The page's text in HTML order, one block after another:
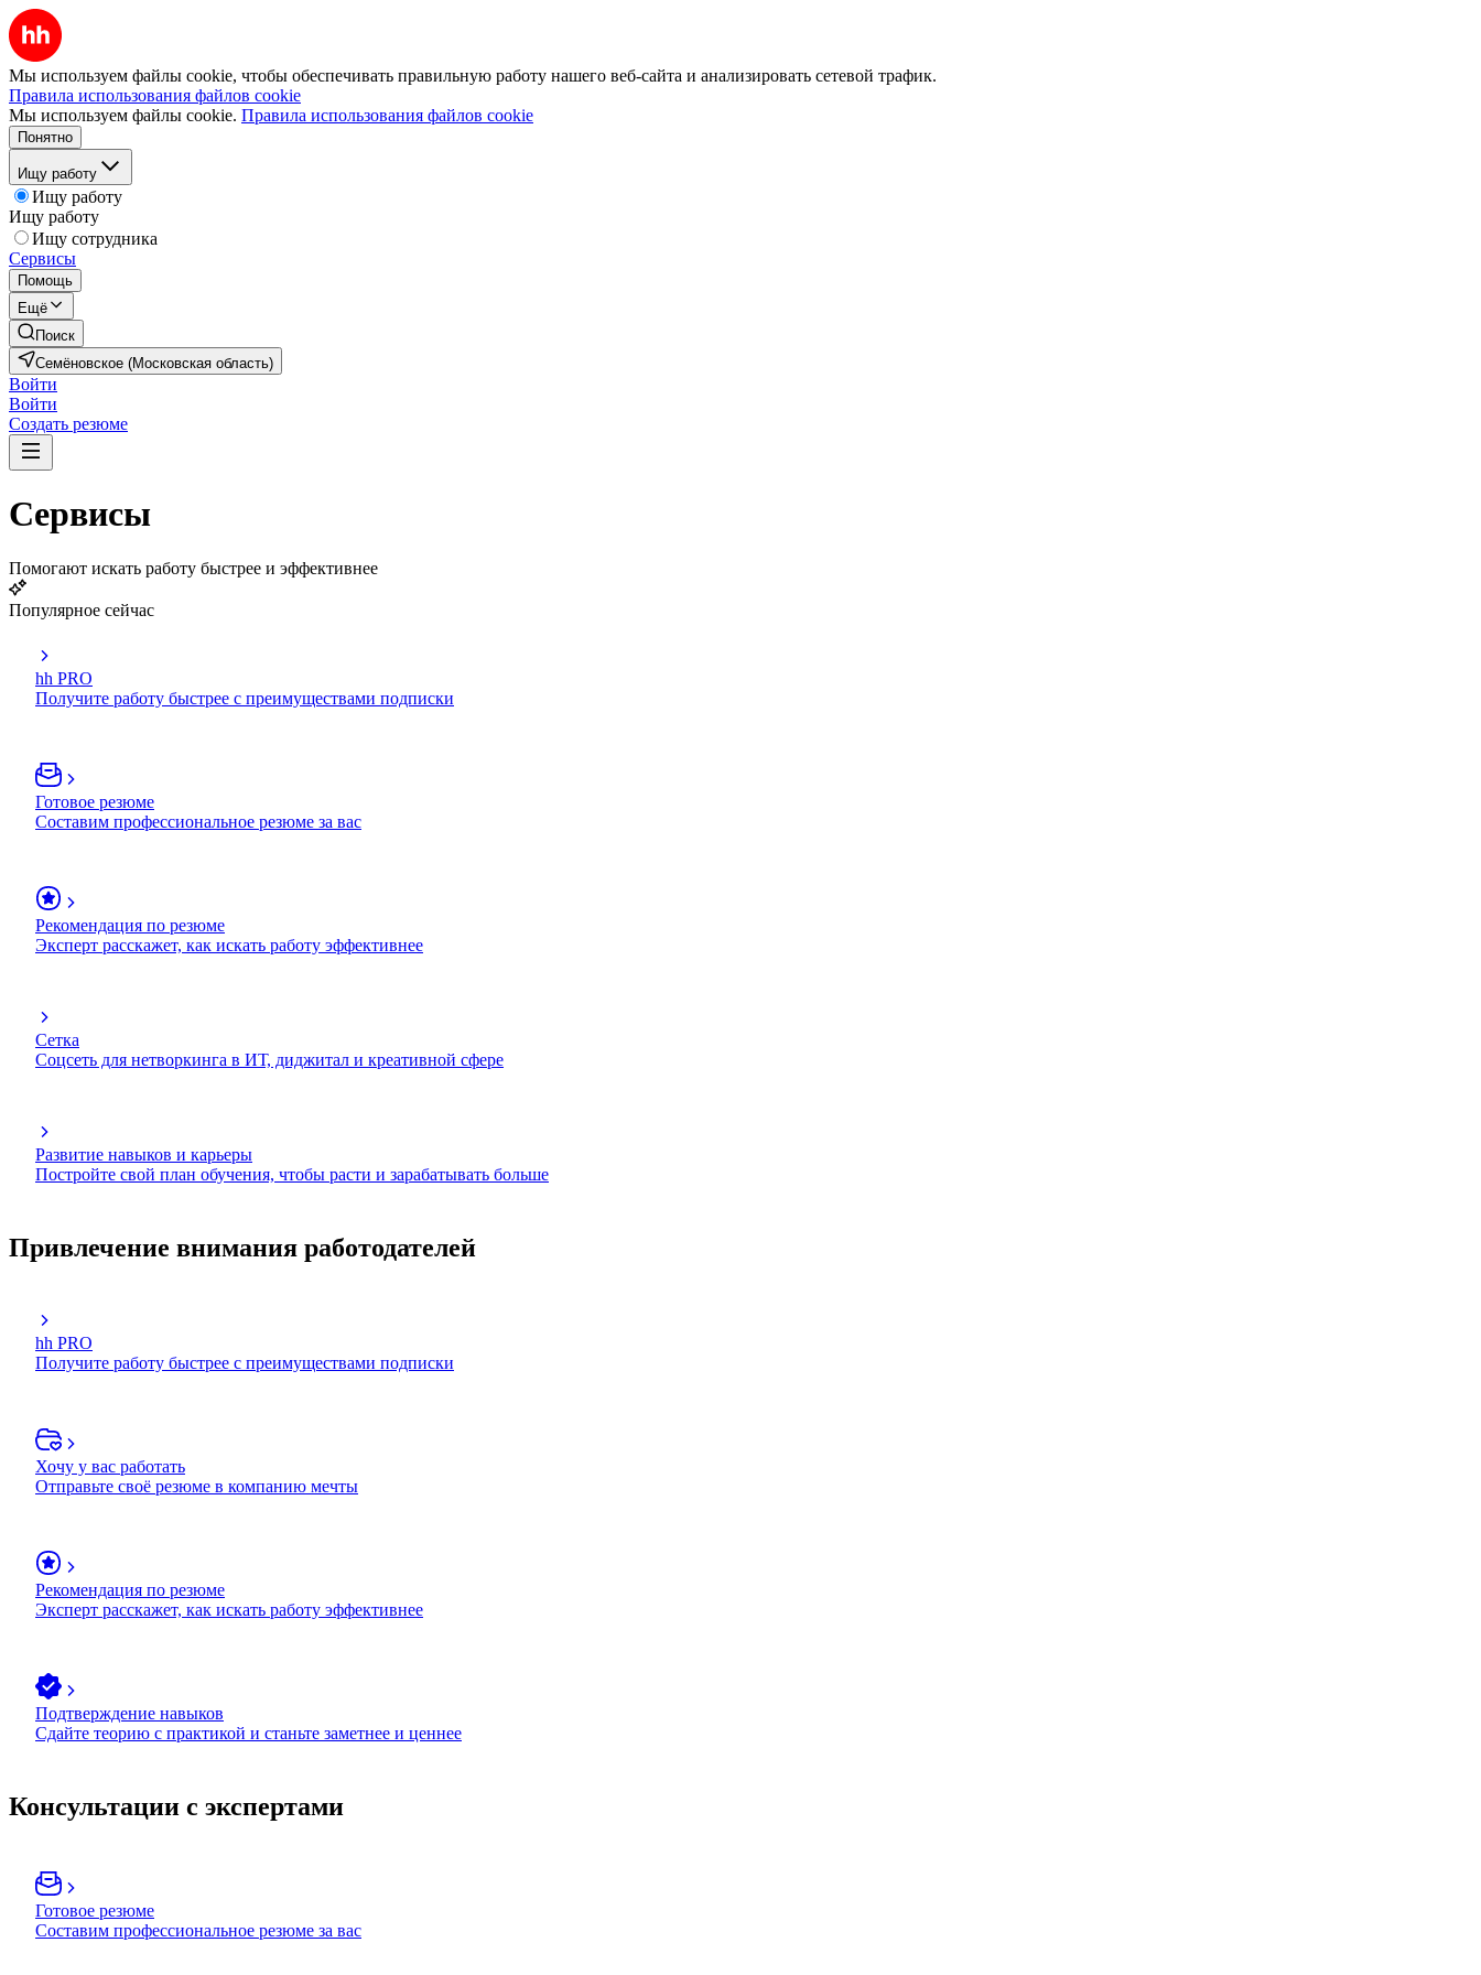
Мы используем файлы cookie, чтобы обеспечивать правильную работу нашего веб-сайта и анализировать сетевой трафик.
Правила использования файлов cookie
Мы используем файлы cookie. Правила использования файлов cookie
Понятно
Ищу работу
Ищу работу
Ищу работу
Ищу сотрудника
Сервисы
Помощь
Ещё
Поиск
Семёновское (Московская область)
Войти
Войти
Создать резюме
Сервисы
Помогают искать работу быстрее и эффективнее
Популярное сейчас
hh PRO
Получите работу быстрее с преимуществами подписки
Готовое резюме
Составим профессиональное резюме за вас
Рекомендация по резюме
Эксперт расскажет, как искать работу эффективнее
Сетка
Соцсеть для нетворкинга в ИТ, диджитал и креативной сфере
Развитие навыков и карьеры
Постройте свой план обучения, чтобы расти и зарабатывать больше
Привлечение внимания работодателей
hh PRO
Получите работу быстрее с преимуществами подписки
Хочу у вас работать
Отправьте своё резюме в компанию мечты
Рекомендация по резюме
Эксперт расскажет, как искать работу эффективнее
Подтверждение навыков
Сдайте теорию с практикой и станьте заметнее и ценнее
Консультации с экспертами
Готовое резюме
Составим профессиональное резюме за вас